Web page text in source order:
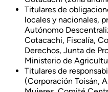
Titulares de
locales y nacionales,
Autónomo
Cotacachi, Fiscalía,
Derechos, Junta de
Ministerio de
Titulares de
(Corporación Toisán,